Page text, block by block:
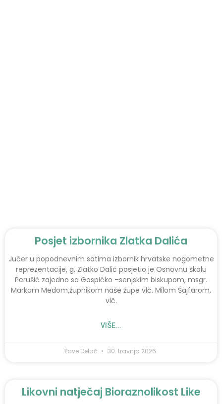
Posjet izbornika Zlatka Dalića
Jučer u popodnevnim satima izbornik hrvatske nogometne
reprezentacije, g. Zlatko Dalić posjetio je Osnovnu školu
Perušić zajedno sa Gospićko –senjskim biskupom, msgr.
Markom Medom,župnikom naše župe vlč. Milom Šajfarom,
vlč.
VIŠE...
Pave Delač 30. travnja 2026.
Likovni natječaj Bioraznolikost Like